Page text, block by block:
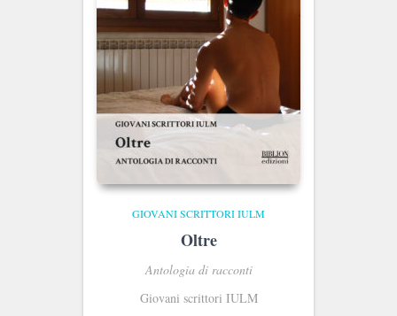
GIOVANI SCRITTORI IULM
Oltre
Antologia di racconti
Giovani scrittori IULM